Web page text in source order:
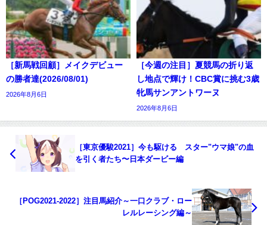
［新馬戦回顧］メイクデビュー
の勝者達(2026/08/01)
2026年8月6日
［今週の注目］夏競馬の折り返
し地点で輝け！CBC賞に挑む3歳
牝馬サンアントワーヌ
2026年8月6日
［東京優駿2021］今も駆ける スター"ウマ娘"の血
を引く者たち〜日本ダービー編
［POG2021-2022］注目馬紹介～一口クラブ・ロー
レルレーシング編～